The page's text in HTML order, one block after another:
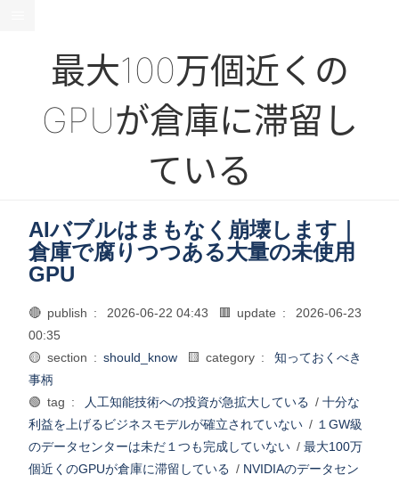
最大100万個近くの
GPUが倉庫に滞留し
ている
AIバブルはまもなく崩壊します｜
倉庫で腐りつつある大量の未使用
GPU
🔴 publish : 2026-06-22 04:43 🟥 update :
2026-06-23
00:35
🟡 section : should_know 🟨 category :
知っておくべき
事柄
🟢 tag :
人工知能技術への投資が急拡大している / 十分な
利益を上げるビジネスモデルが確立されていない / １GW級
のデータセンターは未だ１つも完成していない / 最大100万
個近くのGPUが倉庫に滞留している / NVIDIAのデータセン